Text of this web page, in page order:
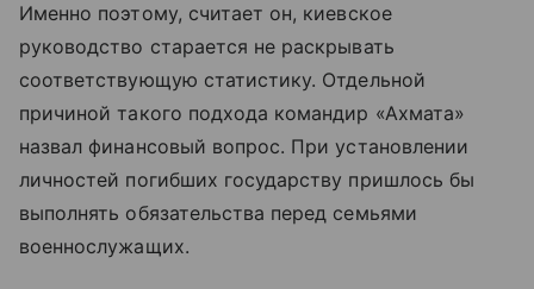
Именно поэтому, считает он, киевское
руководство старается не раскрывать
соответствующую статистику. Отдельной
причиной такого подхода командир «Ахмата»
назвал финансовый вопрос. При установлении
личностей погибших государству пришлось бы
выполнять обязательства перед семьями
военнослужащих.